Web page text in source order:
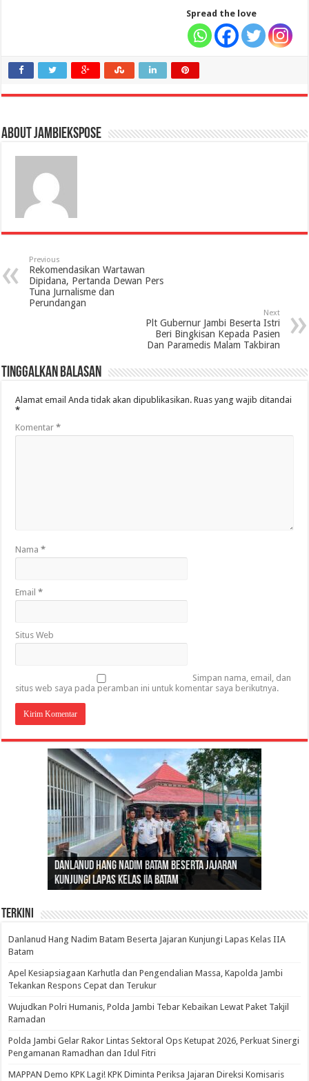
Spread the love
About jambiekspose
Previous
Rekomendasikan Wartawan
Dipidana, Pertanda Dewan Pers
Tuna Jurnalisme dan
Perundangan
Next
Plt Gubernur Jambi Beserta Istri
Beri Bingkisan Kepada Pasien
Dan Paramedis Malam Takbiran
Tinggalkan Balasan
Alamat email Anda tidak akan dipublikasikan. Ruas yang wajib ditandai
*
Komentar*
Nama*
Email*
Situs Web
Simpan nama, email, dan
situs web saya pada peramban ini untuk komentar saya berikutnya.
Danlanud Hang Nadim Batam Beserta Jajaran
Kunjungi Lapas Kelas IIA Batam
Silaturahmi dan Reses Komite I DPD RI di Polda
Jambi Bahas Sinergitas Penanganan Narkotika
Gubernur Al Haris: Lomba Cerdas Cermat Sarana
Edukasi Pembentukan Karakter Generasi
Penerus
Gubernur Al Haris Dorong Koperasi Merah Putih
Cepat Beroperasi Agar Bisa Layani Masyarakat
Penuhi Kebutuhannya
Sosok Fenomenal yang Menggetarkan
Nusantara: Ratu Wangsa, Wanita Berkelas
dengan Pengaruh Internasional
Terkini
Danlanud Hang Nadim Batam Beserta Jajaran Kunjungi Lapas Kelas IIA
Batam
Apel Kesiapsiagaan Karhutla dan Pengendalian Massa, Kapolda Jambi
Tekankan Respons Cepat dan Terukur
Wujudkan Polri Humanis, Polda Jambi Tebar Kebaikan Lewat Paket Takjil
Ramadan
Polda Jambi Gelar Rakor Lintas Sektoral Ops Ketupat 2026, Perkuat Sinergi
Pengamanan Ramadhan dan Idul Fitri
‎MAPPAN Demo KPK Lagi! KPK Diminta Periksa Jajaran Direksi Komisaris